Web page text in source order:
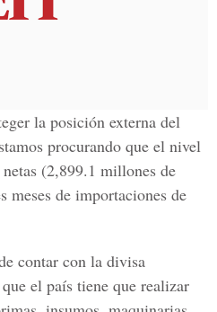
la posición externa del
procurando que el nivel
(2,899.1 millones de
meses de importaciones de
contar con la divisa
el país tiene que realizar